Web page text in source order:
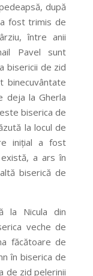
după
fost trimis de
între anii
Pavel sunt
bisericii de zid
binecuvântate
deja la Gherla
biserica de
la locul de
inițial a fost
a ars în
biserică de
la Nicula din
veche de
făcătoare de
în biserica de
de zid pelerinii